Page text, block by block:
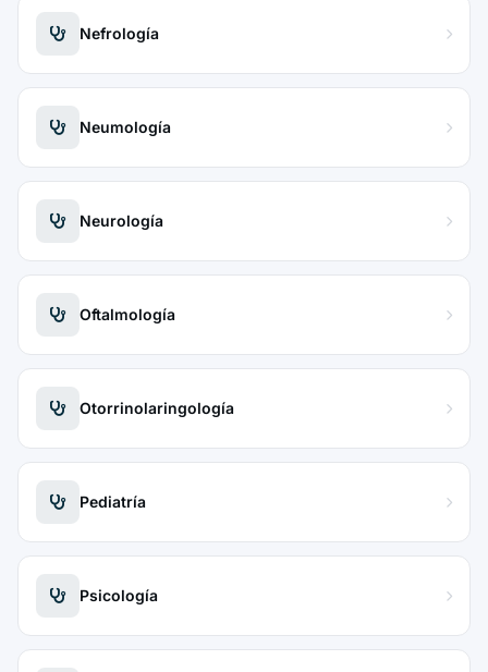
Nefrología
Neumología
Neurología
Oftalmología
Otorrinolaringología
Pediatría
Psicología